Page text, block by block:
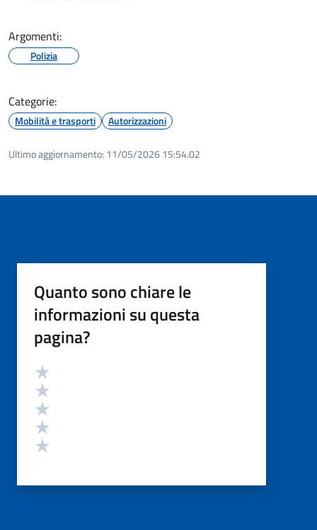
Argomenti:
Polizia
Categorie:
Mobilità e trasporti Autorizzazioni
Ultimo aggiornamento: 11/05/2026 15:54.02
Quanto sono chiare le
informazioni su questa
pagina?
Valutazione